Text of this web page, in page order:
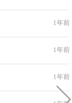
1年前
1年前
1年前